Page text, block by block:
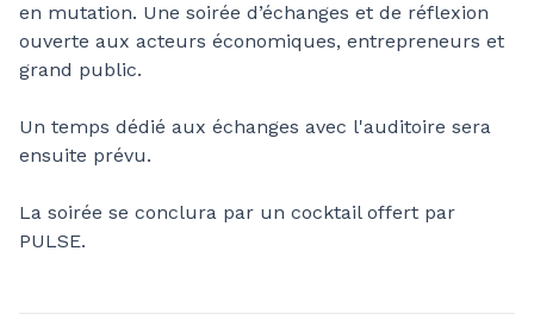
en mutation. Une soirée d’échanges et de réflexion
ouverte aux acteurs économiques, entrepreneurs et
grand public.
Un temps dédié aux échanges avec l'auditoire sera
ensuite prévu.
La soirée se conclura par un cocktail offert par
PULSE.